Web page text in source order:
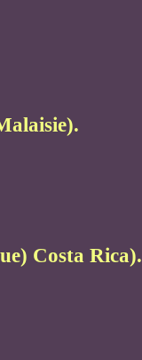
Costa Rica).